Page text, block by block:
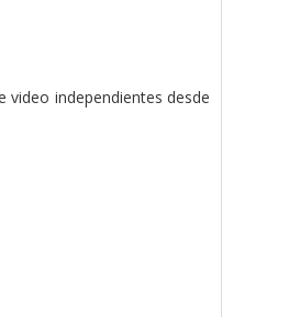
independientes desde